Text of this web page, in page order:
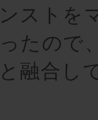
ストを
たので
融合し